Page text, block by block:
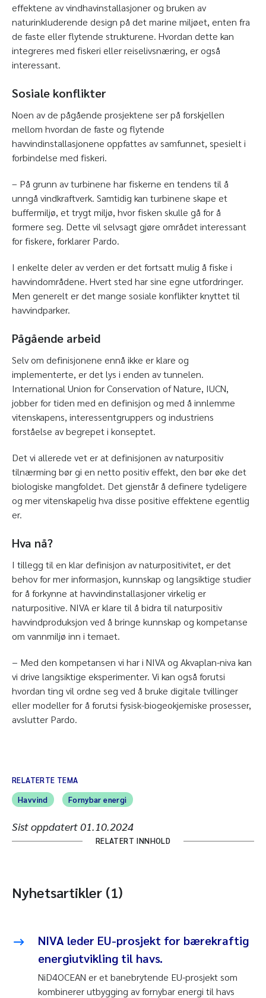
effektene av vindhavinstallasjoner og bruken av
naturinkluderende design på det marine miljøet, enten fra
de faste eller flytende strukturene. Hvordan dette kan
integreres med fiskeri eller reiselivsnæring, er også
interessant.
Sosiale konflikter
Noen av de pågående prosjektene ser på forskjellen
mellom hvordan de faste og flytende
havvindinstallasjonene oppfattes av samfunnet, spesielt i
forbindelse med fiskeri.
– På grunn av turbinene har fiskerne en tendens til å
unngå vindkraftverk. Samtidig kan turbinene skape et
buffermiljø, et trygt miljø, hvor fisken skulle gå for å
formere seg. Dette vil selvsagt gjøre området interessant
for fiskere, forklarer Pardo.
I enkelte deler av verden er det fortsatt mulig å fiske i
havvindområdene. Hvert sted har sine egne utfordringer.
Men generelt er det mange sosiale konflikter knyttet til
havvindparker.
Pågående arbeid
Selv om definisjonene ennå ikke er klare og
implementerte, er det lys i enden av tunnelen.
International Union for Conservation of Nature, IUCN,
jobber for tiden med en definisjon og med å innlemme
vitenskapens, interessentgruppers og industriens
forståelse av begrepet i konseptet.
Det vi allerede vet er at definisjonen av naturpositiv
tilnærming bør gi en netto positiv effekt, den bør øke det
biologiske mangfoldet. Det gjenstår å definere tydeligere
og mer vitenskapelig hva disse positive effektene egentlig
er.
Hva nå?
I tillegg til en klar definisjon av naturpositivitet, er det
behov for mer informasjon, kunnskap og langsiktige studier
for å forkynne at havvindinstallasjoner virkelig er
naturpositive. NIVA er klare til å bidra til naturpositiv
havvindproduksjon ved å bringe kunnskap og kompetanse
om vannmiljø inn i temaet.
− Med den kompetansen vi har i NIVA og Akvaplan-niva kan
vi drive langsiktige eksperimenter. Vi kan også forutsi
hvordan ting vil ordne seg ved å bruke digitale tvillinger
eller modeller for å forutsi fysisk-biogeokjemiske prosesser,
avslutter Pardo.
RELATERTE TEMA
Havvind
Fornybar energi
Sist oppdatert01.10.2024
RELATERT INNHOLD
Nyhetsartikler (1)
NIVA leder EU-prosjekt for bærekraftig
energiutvikling til havs.
NiD4OCEAN er et banebrytende EU-prosjekt som
kombinerer utbygging av fornybar energi til havs